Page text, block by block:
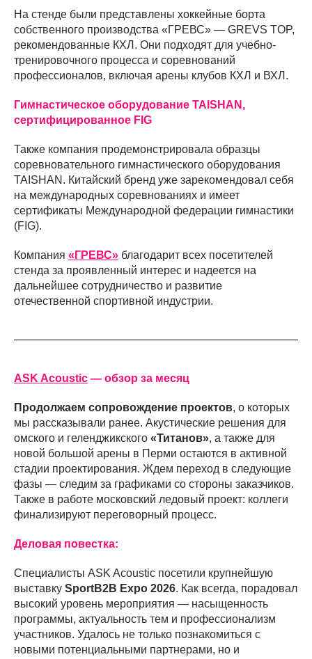
На стенде были представлены хоккейные борта
собственного производства «ГРЕВС» — GREVS TOP,
рекомендованные КХЛ. Они подходят для учебно-
тренировочного процесса и соревнований
профессионалов, включая арены клубов КХЛ и ВХЛ.
Гимнастическое оборудование TAISHAN,
сертифицированное FIG
Также компания продемонстрировала образцы
соревновательного гимнастического оборудования
TAISHAN. Китайский бренд уже зарекомендовал себя
на международных соревнованиях и имеет
сертификаты Международной федерации гимнастики
(FIG).
Компания «ГРЕВС» благодарит всех посетителей
стенда за проявленный интерес и надеется на
дальнейшее сотрудничество и развитие
отечественной спортивной индустрии.
ASK Acoustic — обзор за месяц
Продолжаем сопровождение проектов, о которых
мы рассказывали ранее. Акустические решения для
омского и геленджикского «Титанов», а также для
новой большой арены в Перми остаются в активной
стадии проектирования. Ждем переход в следующие
фазы — следим за графиками со стороны заказчиков.
Также в работе московский ледовый проект: коллеги
финализируют переговорный процесс.
Деловая повестка:
Специалисты ASK Acoustic посетили крупнейшую
выставку SportB2B Expo 2026. Как всегда, порадовал
высокий уровень мероприятия — насыщенность
программы, актуальность тем и профессионализм
участников. Удалось не только познакомиться с
новыми потенциальными партнерами, но и